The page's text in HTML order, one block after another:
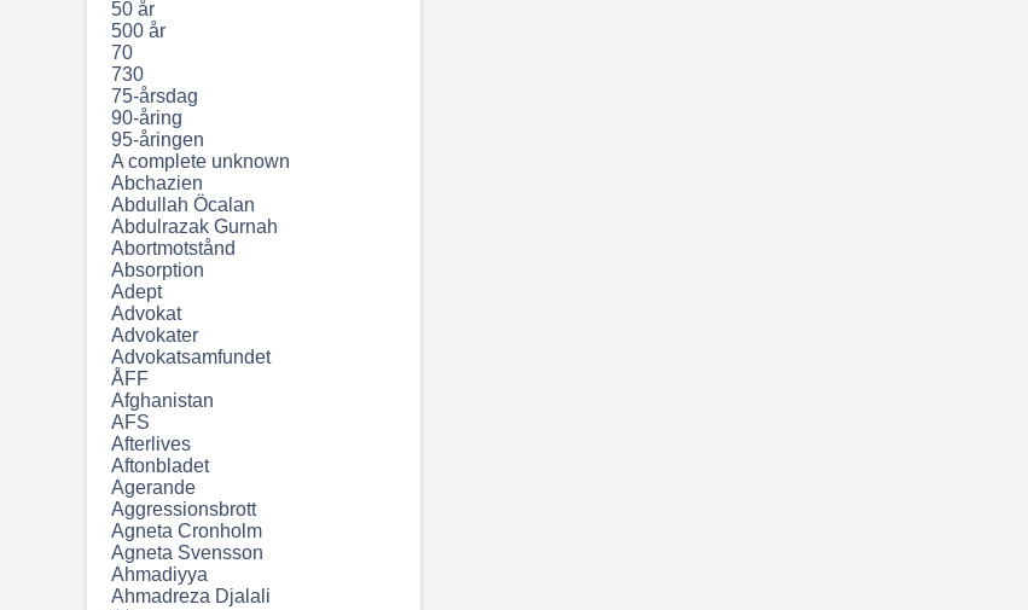
50 år
500 år
70
730
75-årsdag
90-åring
95-åringen
A complete unknown
Abchazien
Abdullah Öcalan
Abdulrazak Gurnah
Abortmotstånd
Absorption
Adept
Advokat
Advokater
Advokatsamfundet
ÅFF
Afghanistan
AFS
Afterlives
Aftonbladet
Agerande
Aggressionsbrott
Agneta Cronholm
Agneta Svensson
Ahmadiyya
Ahmadreza Djalali